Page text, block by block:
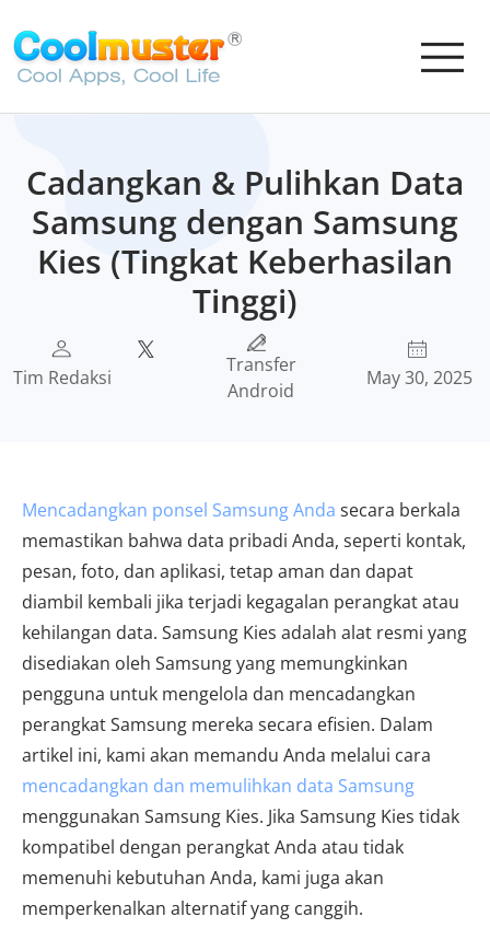
Cadangkan & Pulihkan Data
Samsung dengan Samsung
Kies (Tingkat Keberhasilan
Tinggi)
Tim Redaksi
Transfer
Android
May 30, 2025
Mencadangkan ponsel Samsung Anda secara berkala
memastikan bahwa data pribadi Anda, seperti kontak,
pesan, foto, dan aplikasi, tetap aman dan dapat
diambil kembali jika terjadi kegagalan perangkat atau
kehilangan data. Samsung Kies adalah alat resmi yang
disediakan oleh Samsung yang memungkinkan
pengguna untuk mengelola dan mencadangkan
perangkat Samsung mereka secara efisien. Dalam
artikel ini, kami akan memandu Anda melalui cara
mencadangkan dan memulihkan data Samsung
menggunakan Samsung Kies. Jika Samsung Kies tidak
kompatibel dengan perangkat Anda atau tidak
memenuhi kebutuhan Anda, kami juga akan
memperkenalkan alternatif yang canggih.